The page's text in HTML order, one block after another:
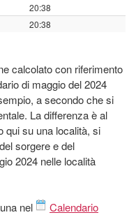
20:38
20:38
calcolato con riferimento
di maggio del 2024
a secondo che si
La differenza è al
qui su una località, si
sorgere e del
2024 nelle località
nel
Calendario